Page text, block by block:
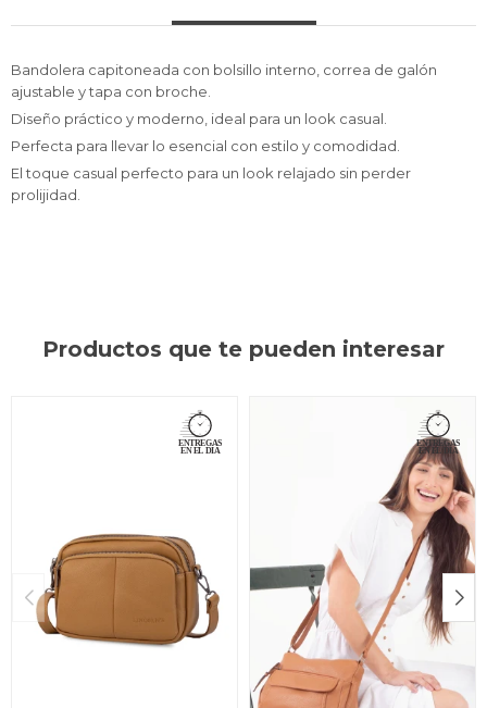
Bandolera capitoneada con bolsillo interno, correa de galón
ajustable y tapa con broche.
Diseño práctico y moderno, ideal para un look casual.
Perfecta para llevar lo esencial con estilo y comodidad.
El toque casual perfecto para un look relajado sin perder
prolijidad.
Productos que te pueden interesar